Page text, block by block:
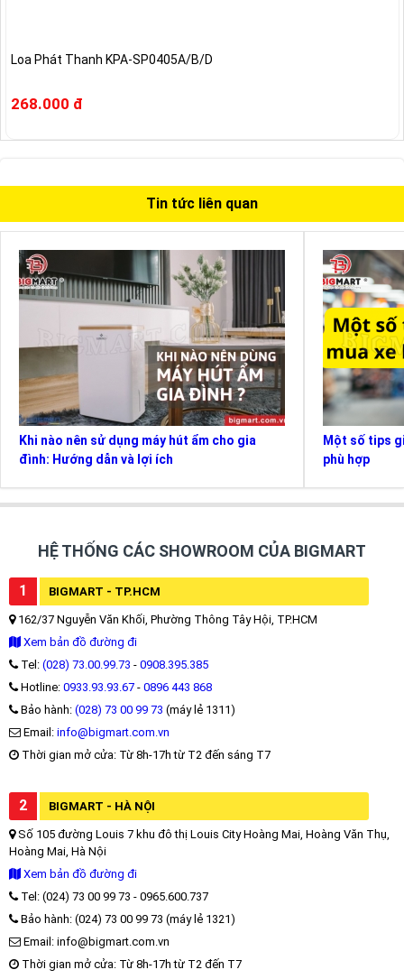
Loa Phát Thanh KPA-SP0405A/B/D
268.000 đ
Tin tức liên quan
Khi nào nên sử dụng máy hút ẩm cho gia
đình: Hướng dẫn và lợi ích
Một số tips
phù hợp
HỆ THỐNG CÁC SHOWROOM CỦA BIGMART
1 BIGMART - TP.HCM
162/37 Nguyễn Văn Khối, Phường Thông Tây Hội, TP.HCM
Xem bản đồ đường đi
Tel: (028) 73.00.99.73 - 0908.395.385
Hotline: 0933.93.93.67 - 0896 443 868
Bảo hành: (028) 73 00 99 73 (máy lẻ 1311)
Email: info@bigmart.com.vn
Thời gian mở cửa: Từ 8h-17h từ T2 đến sáng T7
2 BIGMART - HÀ NỘI
Số 105 đường Louis 7 khu đô thị Louis City Hoàng Mai, Hoàng Văn Thụ,
Hoàng Mai, Hà Nội
Xem bản đồ đường đi
Tel: (024) 73 00 99 73 - 0965.600.737
Bảo hành: (024) 73 00 99 73 (máy lẻ 1321)
Email: info@bigmart.com.vn
Thời gian mở cửa: Từ 8h-17h từ T2 đến T7